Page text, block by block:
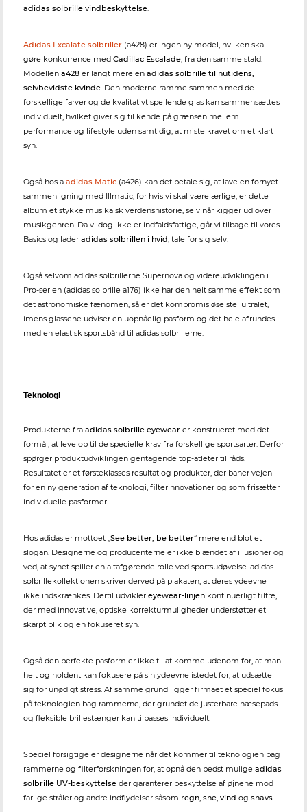
adidas solbrille vindbeskyttelse.
Adidas Excalate solbriller (a428) er ingen ny model, hvilken skal
gøre konkurrence med Cadillac Escalade, fra den samme stald.
Modellen a428 er langt mere en adidas solbrille til nutidens,
selvbevidste kvinde. Den moderne ramme sammen med de
forskellige farver og de kvalitativt spejlende glas kan sammensættes
individuelt, hvilket giver sig til kende på grænsen mellem
performance og lifestyle uden samtidig, at miste kravet om et klart
syn.
Også hos a adidas Matic (a426) kan det betale sig, at lave en fornyet
sammenligning med Illmatic, for hvis vi skal være ærlige, er dette
album et stykke musikalsk verdenshistorie, selv når kigger ud over
musikgenren. Da vi dog ikke er indfaldsfattige, går vi tilbage til vores
Basics og lader adidas solbrillen i hvid, tale for sig selv.
Også selvom adidas solbrillerne Supernova og videreudviklingen i
Pro-serien (adidas solbrille a176) ikke har den helt samme effekt som
det astronomiske fænomen, så er det kompromisløse stel ultralet,
imens glassene udviser en uopnåelig pasform og det hele afrundes
med en elastisk sportsbånd til adidas solbrillerne.
Teknologi
Produkterne fra adidas solbrille eyewear er konstrueret med det
formål, at leve op til de specielle krav fra forskellige sportsarter. Derfor
spørger produktudviklingen gentagende top-atleter til råds.
Resultatet er et førsteklasses resultat og produkter, der baner vejen
for en ny generation af teknologi, filterinnovationer og som frisætter
individuelle pasformer.
Hos adidas er mottoet „See better, be better“ mere end blot et
slogan. Designerne og producenterne er ikke blændet af illusioner og
ved, at synet spiller en altafgørende rolle ved sportsudøvelse. adidas
solbrillekollektionen skriver derved på plakaten, at deres ydeevne
ikke indskrænkes. Dertil udvikler eyewear-linjen kontinuerligt filtre,
der med innovative, optiske korrekturmuligheder understøtter et
skarpt blik og en fokuseret syn.
Også den perfekte pasform er ikke til at komme udenom for, at man
helt og holdent kan fokusere på sin ydeevne istedet for, at udsætte
sig for unødigt stress. Af samme grund ligger firmaet et speciel fokus
på teknologien bag rammerne, der grundet de justerbare næsepads
og fleksible brillestænger kan tilpasses individuelt.
Speciel forsigtige er designerne når det kommer til teknologien bag
rammerne og filterforskningen for, at opnå den bedst mulige adidas
solbrille UV-beskyttelse der garanterer beskyttelse af øjnene mod
farlige stråler og andre indflydelser såsom regn, sne, vind og snavs.